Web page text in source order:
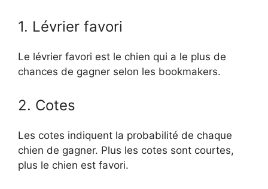
1. Lévrier favori
Le lévrier favori est le chien qui a le plus de
chances de gagner selon les bookmakers.
2. Cotes
Les cotes indiquent la probabilité de chaque
chien de gagner. Plus les cotes sont courtes,
plus le chien est favori.